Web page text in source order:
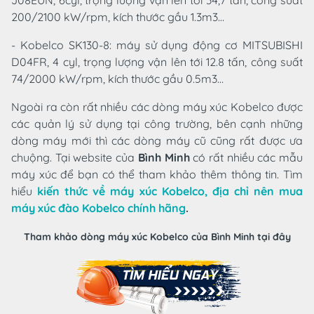
200/2100 kW/rpm, kích thước gầu 1.3m3…
- Kobelco SK130-8: máy sử dụng động cơ MITSUBISHI
D04FR, 4 cyl, trọng lượng vận lên tới 12.8 tấn, công suất
74/2000 kW/rpm, kích thước gầu 0.5m3…
Ngoài ra còn rất nhiều các dòng máy xúc Kobelco được
các quản lý sử dụng tại công trường, bên cạnh những
dòng máy mới thì các dòng máy cũ cũng rất được ưa
chuộng. Tại website của Bình Minhcó rất nhiều các mẫu
máy xúc để bạn có thể tham khảo thêm thông tin. Tìm
hiểu kiến thức về máy xúc Kobelco, địa chỉ nên mua
máy xúc đào Kobelco chính hãng.
Tham khảo dòng máy xúc Kobelco của Bình Minh tại đây